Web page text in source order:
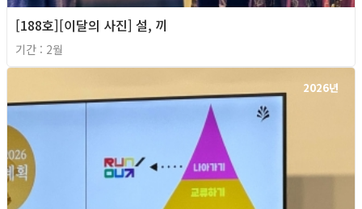
[188호][이달의 사진] 설, 끼
기간 : 2월
2026년